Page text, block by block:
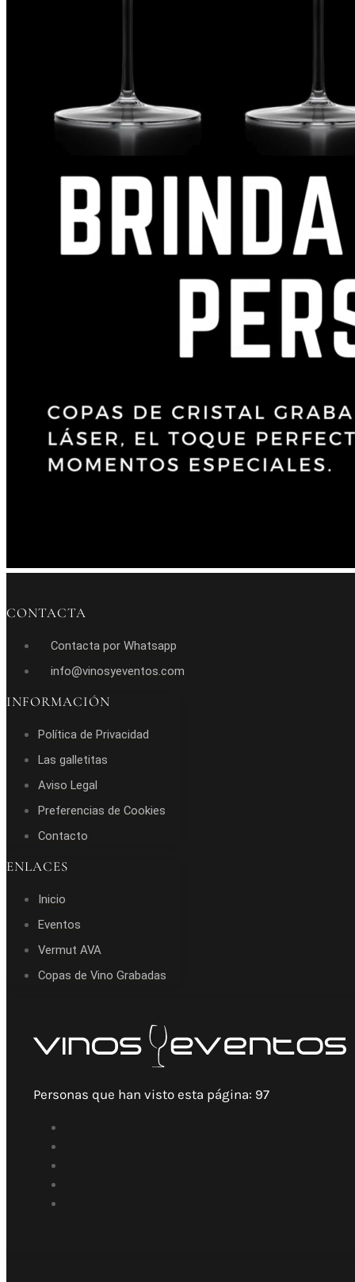
CONTACTA
Contacta por Whatsapp
info@vinosyeventos.com
INFORMACIÓN
Política de Privacidad
Las galletitas
Aviso Legal
Preferencias de Cookies
Contacto
ENLACES
Inicio
Eventos
Vermut AVA
Copas de Vino Grabadas
Personas que han visto esta página: 97